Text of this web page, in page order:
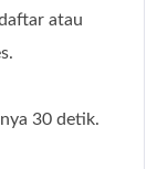
atau
30 detik.